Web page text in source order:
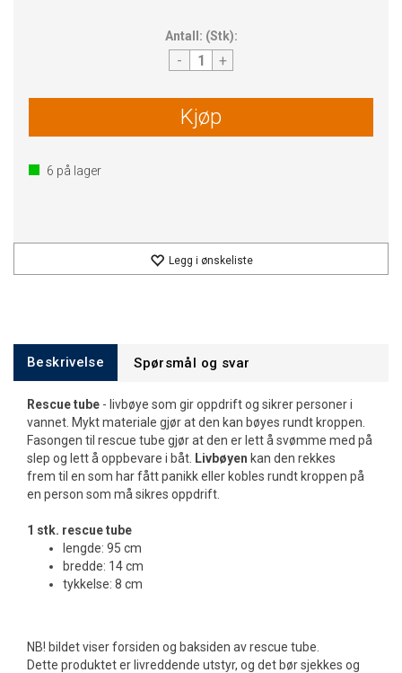
Antall: (Stk):
- +
Kjøp
6 på lager
Legg i ønskeliste
Beskrivelse Spørsmål og svar
Rescue tube - livbøye som gir oppdrift og sikrer personer i
vannet. Mykt materiale gjør at den kan bøyes rundt kroppen.
Fasongen til rescue tube gjør at den er lett å svømme med på
slep og lett å oppbevare i båt. Livbøyen kan den rekkes
frem til en som har fått panikk eller kobles rundt kroppen på
en person som må sikres oppdrift.
1 stk. rescue tube
lengde: 95 cm
bredde: 14 cm
tykkelse: 8 cm
NB! bildet viser forsiden og baksiden av rescue tube.
Dette produktet er livreddende utstyr, og det bør sjekkes og